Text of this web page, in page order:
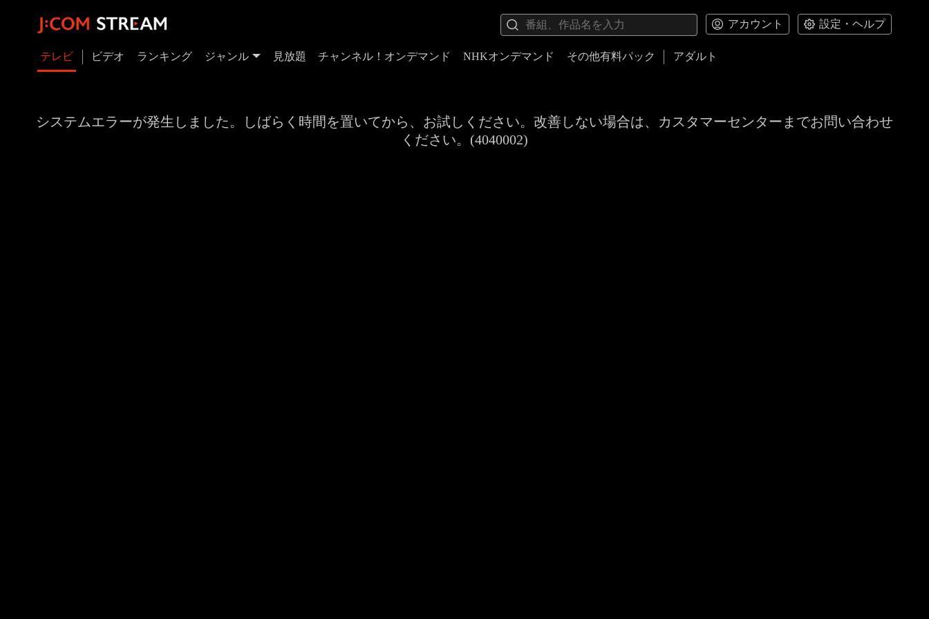
アカウント 設定・ヘルプ
テレビ ビデオ ランキング ジャンル 見放題 チャンネル！オンデマンド NHKオンデマンド その他有料パック アダルト
システムエラーが発生しました。しばらく時間を置いてから、お試しください。改善しない場合は、カスタマーセンターまでお問い合わせ
ください。(4040002)